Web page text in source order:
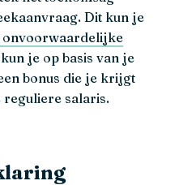
Dit kun je
je op basis van je
bonus die je krijgt
reguliere salaris.